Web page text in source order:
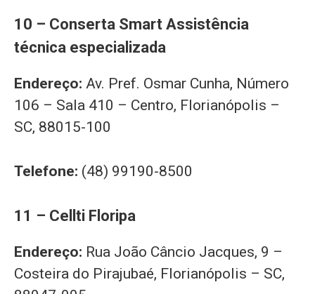
10 – Conserta Smart Assistência
técnica especializada
Endereço: Av. Pref. Osmar Cunha, Número
106 – Sala 410 – Centro, Florianópolis –
SC, 88015-100
Telefone: (48) 99190-8500
11 – Cellti Floripa
Endereço: Rua João Câncio Jacques, 9 –
Costeira do Pirajubaé, Florianópolis – SC,